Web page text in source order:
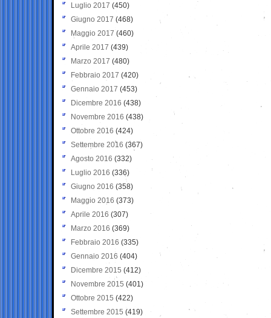
Luglio 2017 (450)
Giugno 2017 (468)
Maggio 2017 (460)
Aprile 2017 (439)
Marzo 2017 (480)
Febbraio 2017 (420)
Gennaio 2017 (453)
Dicembre 2016 (438)
Novembre 2016 (438)
Ottobre 2016 (424)
Settembre 2016 (367)
Agosto 2016 (332)
Luglio 2016 (336)
Giugno 2016 (358)
Maggio 2016 (373)
Aprile 2016 (307)
Marzo 2016 (369)
Febbraio 2016 (335)
Gennaio 2016 (404)
Dicembre 2015 (412)
Novembre 2015 (401)
Ottobre 2015 (422)
Settembre 2015 (419)